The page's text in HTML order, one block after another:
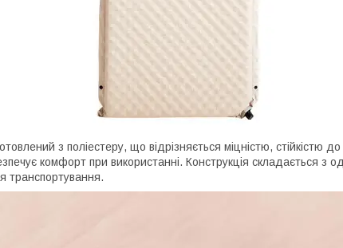
з поліестеру, що відрізняється міцністю, стійкістю
комфорт при використанні. Конструкція складається з
транспортування.